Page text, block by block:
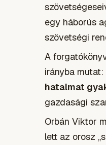
egy háborús
szövetségi
A
irányba mutat:
hatalmat
gazdasági
Orbán Viktor
lett az orosz